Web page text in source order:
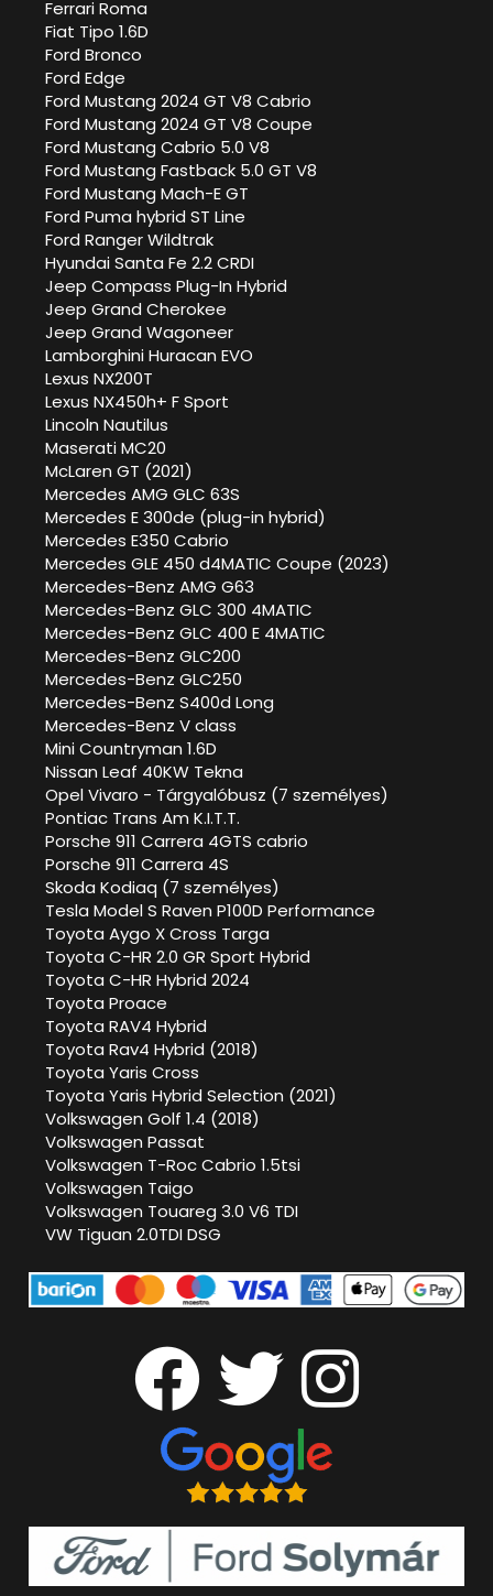
Ferrari Roma
Fiat Tipo 1.6D
Ford Bronco
Ford Edge
Ford Mustang 2024 GT V8 Cabrio
Ford Mustang 2024 GT V8 Coupe
Ford Mustang Cabrio 5.0 V8
Ford Mustang Fastback 5.0 GT V8
Ford Mustang Mach-E GT
Ford Puma hybrid ST Line
Ford Ranger Wildtrak
Hyundai Santa Fe 2.2 CRDI
Jeep Compass Plug-In Hybrid
Jeep Grand Cherokee
Jeep Grand Wagoneer
Lamborghini Huracan EVO
Lexus NX200T
Lexus NX450h+ F Sport
Lincoln Nautilus
Maserati MC20
McLaren GT (2021)
Mercedes AMG GLC 63S
Mercedes E 300de (plug-in hybrid)
Mercedes E350 Cabrio
Mercedes GLE 450 d4MATIC Coupe (2023)
Mercedes-Benz AMG G63
Mercedes-Benz GLC 300 4MATIC
Mercedes-Benz GLC 400 E 4MATIC
Mercedes-Benz GLC200
Mercedes-Benz GLC250
Mercedes-Benz S400d Long
Mercedes-Benz V class
Mini Countryman 1.6D
Nissan Leaf 40KW Tekna
Opel Vivaro - Tárgyalóbusz (7 személyes)
Pontiac Trans Am K.I.T.T.
Porsche 911 Carrera 4GTS cabrio
Porsche 911 Carrera 4S
Skoda Kodiaq (7 személyes)
Tesla Model S Raven P100D Performance
Toyota Aygo X Cross Targa
Toyota C-HR 2.0 GR Sport Hybrid
Toyota C-HR Hybrid 2024
Toyota Proace
Toyota RAV4 Hybrid
Toyota Rav4 Hybrid (2018)
Toyota Yaris Cross
Toyota Yaris Hybrid Selection (2021)
Volkswagen Golf 1.4 (2018)
Volkswagen Passat
Volkswagen T-Roc Cabrio 1.5tsi
Volkswagen Taigo
Volkswagen Touareg 3.0 V6 TDI
VW Tiguan 2.0TDI DSG